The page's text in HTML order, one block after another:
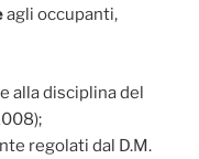
agli occupanti,
alla disciplina del
regolati dal D.M.